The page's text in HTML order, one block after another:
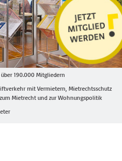
190.000 Mitgliedern
mit Vermietern, Mietrechtsschutz
Mietrecht und zur Wohnungspolitik